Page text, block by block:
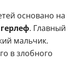
основано на
. Главный
мальчик.
в злобного